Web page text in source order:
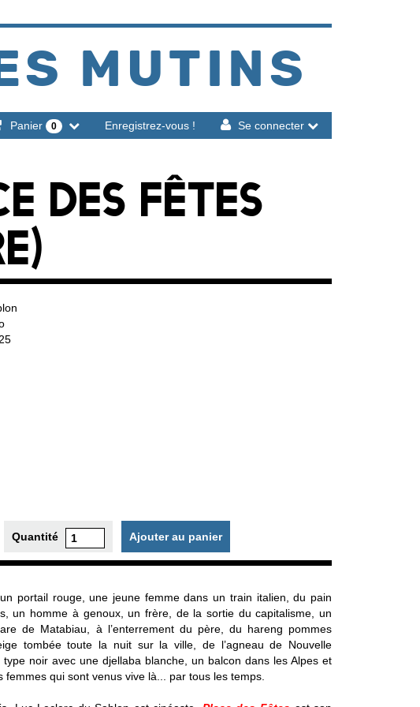
MUTINS
Enregistrez-vous ! Se connecter
Panier 0
DES FÊTES
Quantité Ajouter au panier
portail rouge, une jeune femme dans un train italien, du pain
un homme à genoux, un frère, de la sortie du capitalisme, un
de Matabiau, à l’enterrement du père, du hareng pommes
tombée toute la nuit sur la ville, de l’agneau de Nouvelle
noir avec une djellaba blanche, un balcon dans les Alpes et
femmes qui sont venus vive là... par tous les temps.